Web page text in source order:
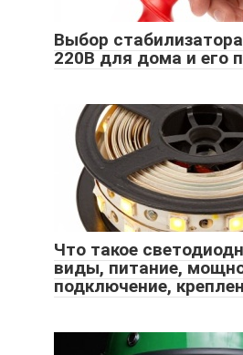
Выбор
220В для дома и его
Что такое
виды, питание,
подключение,